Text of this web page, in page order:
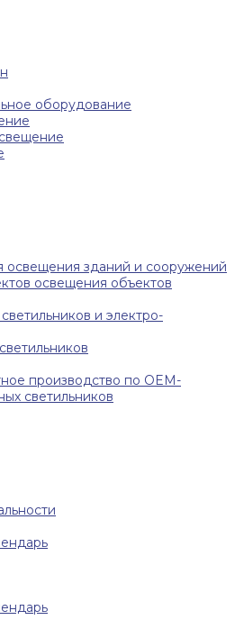
оборудование
освещения зданий и сооружений
освещения объектов
и электро-
производство по OEM-
светильников